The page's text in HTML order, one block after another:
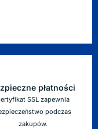
płatności
SSL zapewnia
podczas
zakupów.